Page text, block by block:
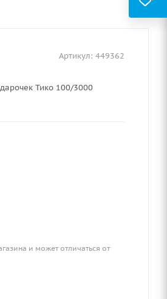
Артикул: 449362
Тико 100/3000
и может отличаться от